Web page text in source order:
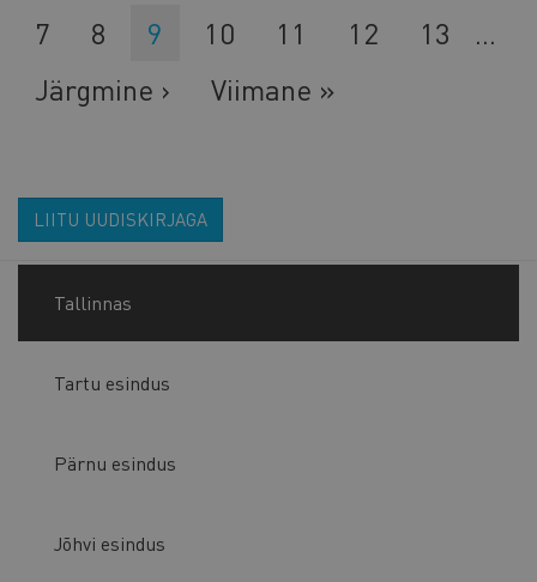
leht
leht
Lehekülg
7 Lehekülg
8
Eesolev
leht
9 Lehekülg
10 Lehekülg
11 Lehekülg
12 Lehekülg
13
…
Järgmine
Järgmine ›
Viimane
Viimane »
LIITU UUDISKIRJAGA
Tallinnas
Tartu esindus
Pärnu esindus
Jõhvi esindus